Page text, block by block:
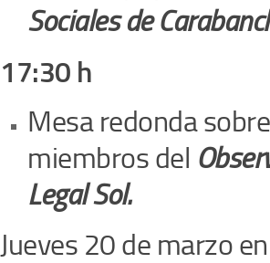
Sociales de
17:30 h
Mesa redonda
miembros del
Legal Sol.
Jueves 20 de marzo